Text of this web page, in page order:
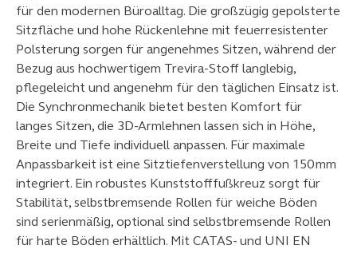
für den modernen Büroalltag. Die großzügig gepolsterte
Sitzfläche und hohe Rückenlehne mit feuerresistenter
Polsterung sorgen für angenehmes Sitzen, während der
Bezug aus hochwertigem Trevira-Stoff langlebig,
pflegeleicht und angenehm für den täglichen Einsatz ist.
Die Synchronmechanik bietet besten Komfort für
langes Sitzen, die 3D-Armlehnen lassen sich in Höhe,
Breite und Tiefe individuell anpassen. Für maximale
Anpassbarkeit ist eine Sitztiefenverstellung von 150 mm
integriert. Ein robustes Kunststofffußkreuz sorgt für
Stabilität, selbstbremsende Rollen für weiche Böden
sind serienmäßig, optional sind selbstbremsende Rollen
für harte Böden erhältlich. Mit CATAS- und UNI EN